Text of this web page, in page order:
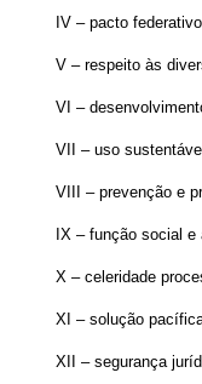
IV – pacto
V – respeito às
VI –
VII – uso
VIII – prevenção e
IX – função social e
X – celeridade
XI – solução
XII – segurança